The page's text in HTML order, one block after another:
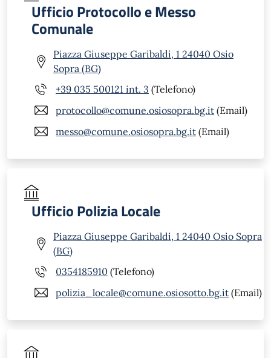
Ufficio Protocollo e Messo
Comunale
Piazza Giuseppe Garibaldi, 1 24040 Osio
Sopra (BG)
+39 035 500121 int. 3 (Telefono)
protocollo@comune.osiosopra.bg.it (Email)
messo@comune.osiosopra.bg.it (Email)
Ufficio Polizia Locale
Piazza Giuseppe Garibaldi, 1 24040 Osio Sopra
(BG)
0354185910 (Telefono)
polizia_locale@comune.osiosotto.bg.it (Email)